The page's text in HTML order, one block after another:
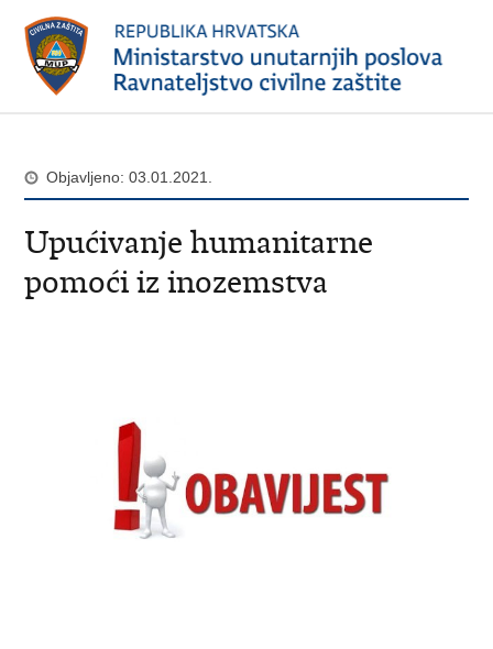
Objavljeno: 03.01.2021.
Upućivanje humanitarne
pomoći iz inozemstva